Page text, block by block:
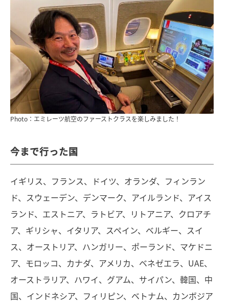
Photo：エミレーツ航空のファーストクラスを楽しみました！
今まで行った国
イギリス、フランス、ドイツ、オランダ、フィンラン
ド、スウェーデン、デンマーク、アイルランド、アイス
ランド、エストニア、ラトビア、リトアニア、クロアチ
ア、ギリシャ、イタリア、スペイン、ベルギー、スイ
ス、オーストリア、ハンガリー、ポーランド、マケドニ
ア、モロッコ、カナダ、アメリカ、ベネゼエラ、UAE、
オーストラリア、ハワイ、グアム、サイパン、韓国、中
国、インドネシア、フィリピン、ベトナム、カンボジア